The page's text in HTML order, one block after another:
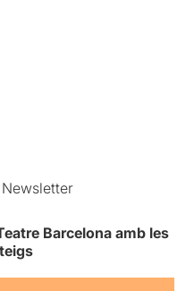
Barcelona amb les